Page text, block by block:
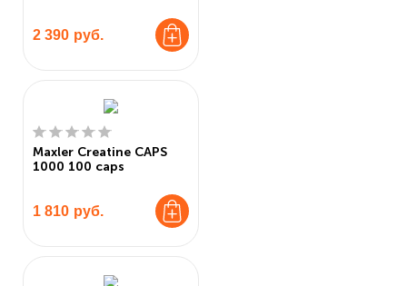
2 390 руб.
Maxler Creatine CAPS
1000 100 caps
1 810 руб.